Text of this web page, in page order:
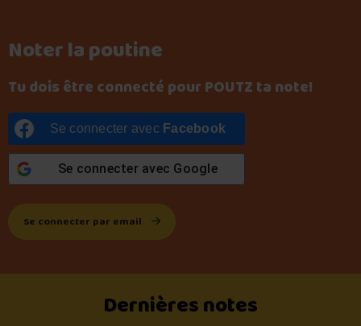
Noter la poutine
Tu dois être connecté pour POUTZ ta note!
Se connecter avec Facebook
Se connecter avec Google
Se connecter par email
Dernières notes